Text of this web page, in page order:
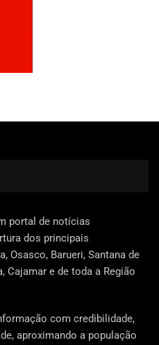
portal de notícias
dos principais
Osasco, Barueri, Santana de
Cajamar e de toda a Região
com credibilidade,
aproximando a população